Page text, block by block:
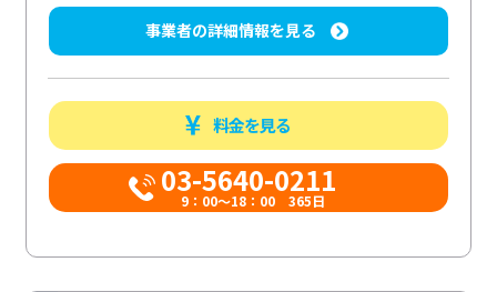
事業者の詳細情報を見る
料金を見る
03-5640-0211
9：00～18：00 365日